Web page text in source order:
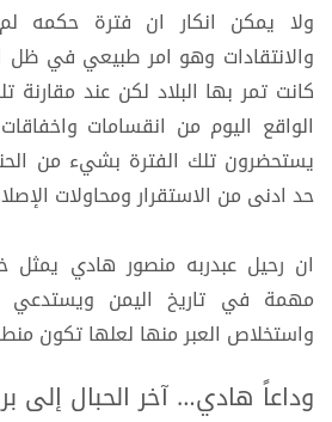
ولا يمكن انكار ان فترة حكمه
والانتقادات وهو امر طبيعي في ظل
كانت تمر بها البلاد لكن عند
الواقع اليوم من انقسامات
يستحضرون تلك الفترة بشيء من
حد ادنى من الاستقرار ومحاولات
ان رحيل عبدربه منصور هادي يمثل
مهمة في تاريخ اليمن ويستدعي
واستخلاص العبر منها لعلها تكون
وداعاً هادي… آخر الحبال إلى بر